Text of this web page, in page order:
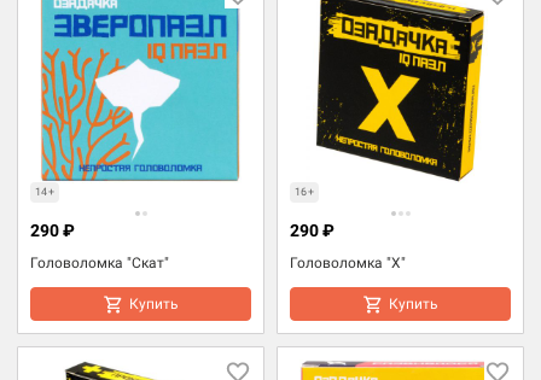
14+
Головоломка "Скат"
290 ₽
Купить
16+
Головоломка "Х"
290 ₽
Купить